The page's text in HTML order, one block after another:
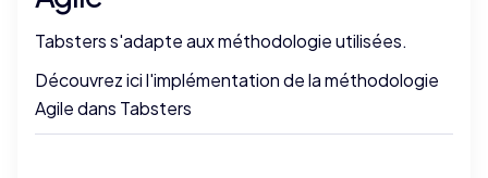
Tabsters s'adapte aux méthodologie utilisées.
Découvrez ici l'implémentation de la méthodologie
Agile dans Tabsters